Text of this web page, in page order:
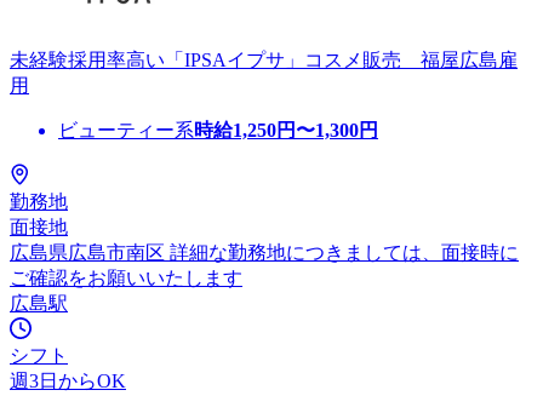
未経験採用率高い「IPSAイプサ」コスメ販売 福屋広島雇
用
ビューティー系時給1,250円〜1,300円
勤務地
面接地
広島県広島市南区 詳細な勤務地につきましては、面接時に
ご確認をお願いいたします
広島駅
シフト
週3日からOK